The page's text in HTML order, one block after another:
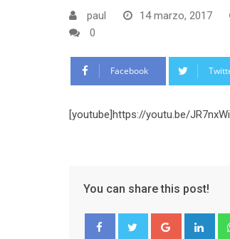
paul 14 marzo, 2017
0
Facebook
[youtube]https://youtu.be/
You can share this post!
Google+